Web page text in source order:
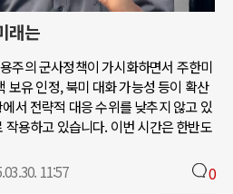
래는
주의 군사정책이 가시화하면서 주한미
보유 인정, 북미 대화 가능성 등이 확산
서 전략적 대응 수위를 낮추지 않고 있
용하고 있습니다. 이번 시간은 한반도
11:57 0